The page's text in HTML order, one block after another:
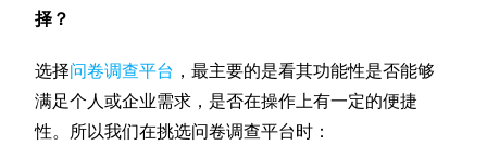
择？
选择问卷调查平台 ，最主要的是看其功能性是否能够
满足个人或企业需求，是否在操作上有一定的便捷
性。所以我们在挑选问卷调查平台时：